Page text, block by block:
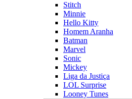
Stitch
Minnie
Hello Kitty
Homem Aranha
Batman
Marvel
Sonic
Mickey
Liga da Justiça
LOL Surprise
Looney Tunes